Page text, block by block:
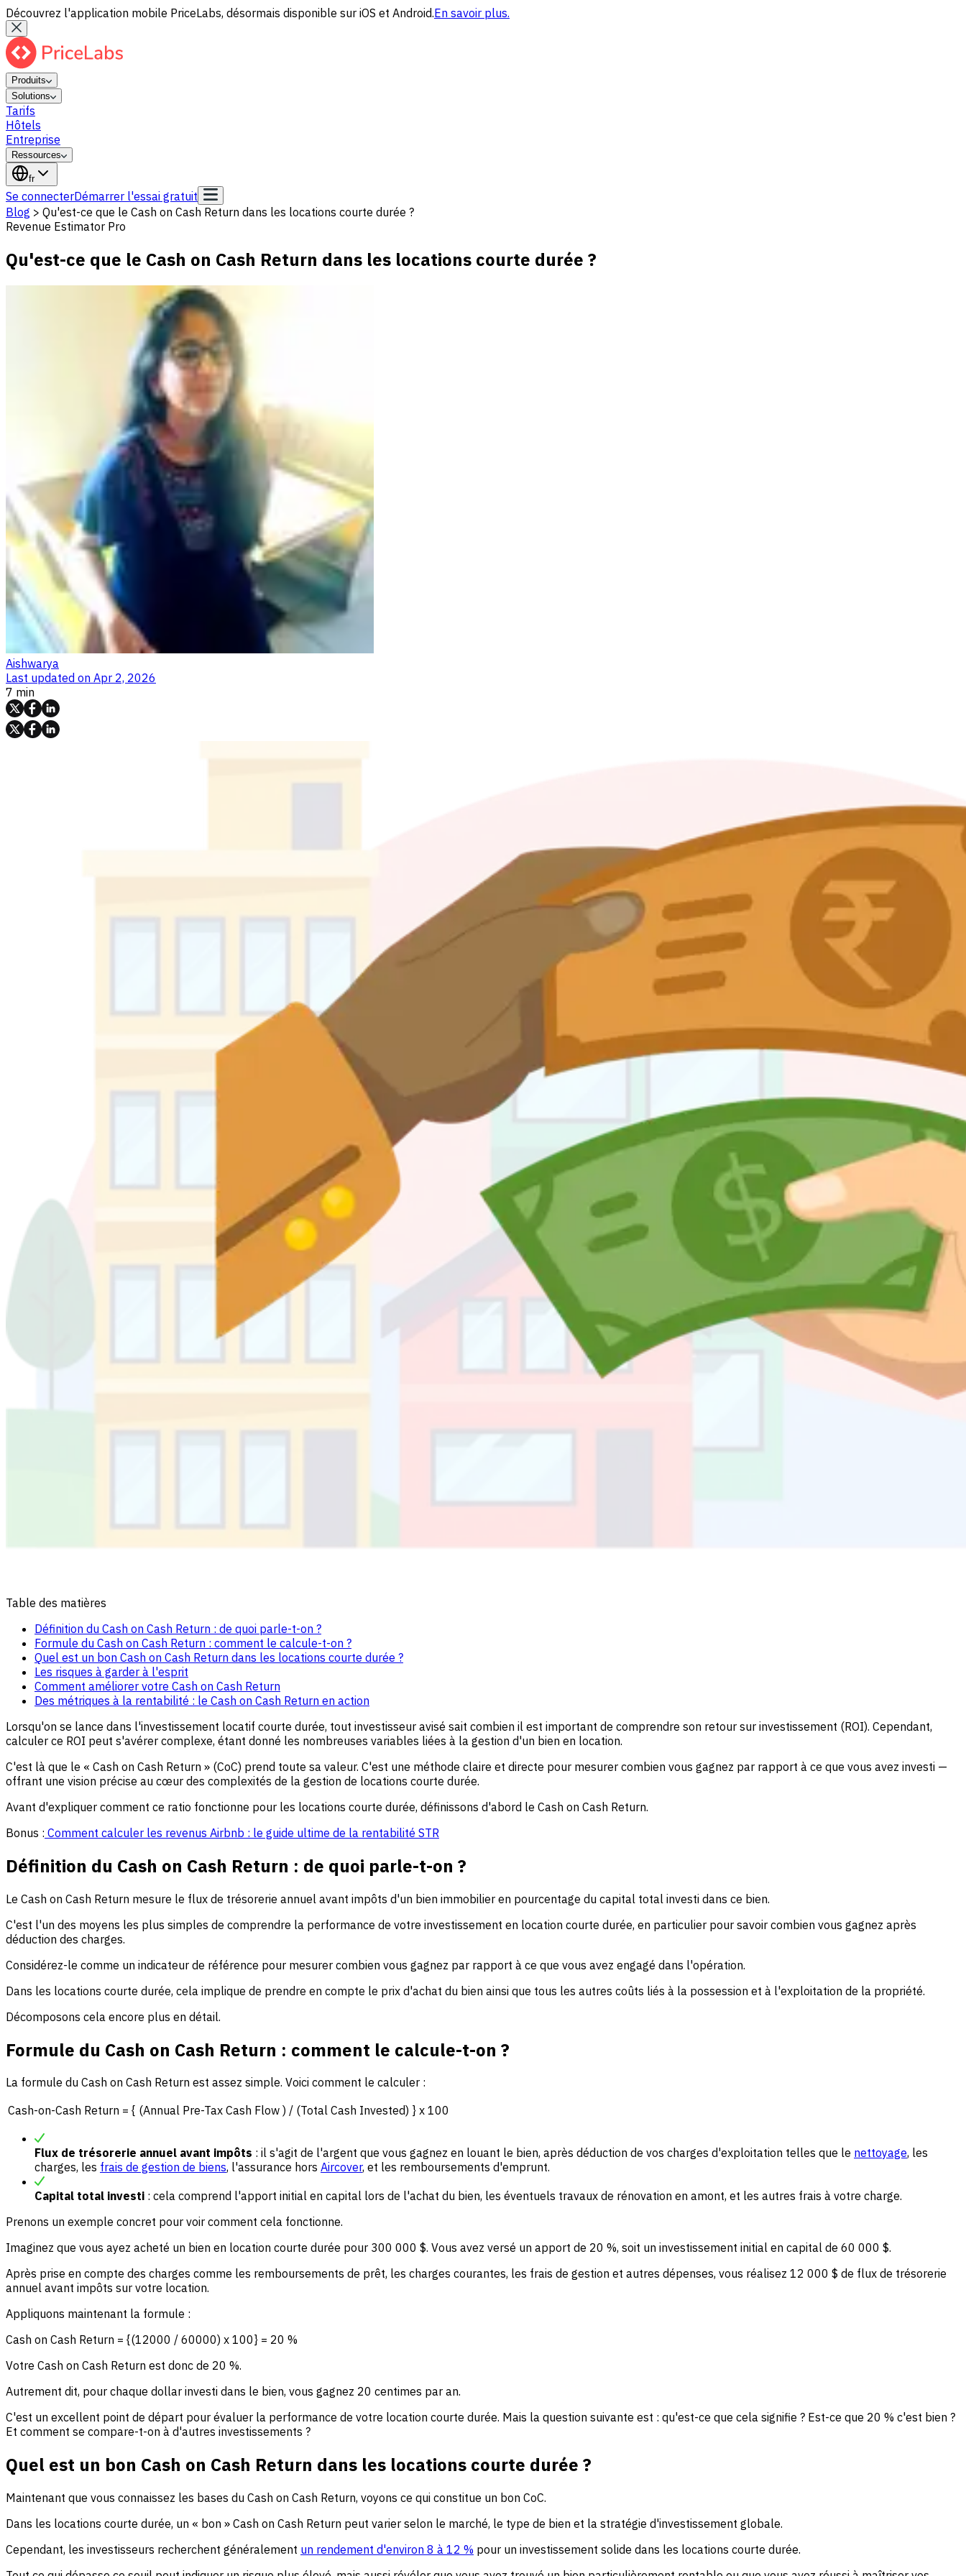
Découvrez l'application mobile PriceLabs, désormais disponible sur iOS et Android.En savoir plus.
Produits
Solutions
Tarifs
Hôtels
Entreprise
Ressources
fr
Se connecterDémarrer l'essai gratuit
Blog > Qu'est-ce que le Cash on Cash Return dans les locations courte durée ?
Revenue Estimator Pro
Qu'est-ce que le Cash on Cash Return dans les locations courte durée ?
Aishwarya
Last updated on Apr 2, 2026
7 min
Table des matières
Définition du Cash on Cash Return : de quoi parle-t-on ?
Formule du Cash on Cash Return : comment le calcule-t-on ?
Quel est un bon Cash on Cash Return dans les locations courte durée ?
Les risques à garder à l'esprit
Comment améliorer votre Cash on Cash Return
Des métriques à la rentabilité : le Cash on Cash Return en action
Lorsqu'on se lance dans l'investissement locatif courte durée, tout investisseur avisé sait combien il est important de comprendre son retour sur investissement (ROI). Cependant,
calculer ce ROI peut s'avérer complexe, étant donné les nombreuses variables liées à la gestion d'un bien en location.
C'est là que le « Cash on Cash Return » (CoC) prend toute sa valeur. C'est une méthode claire et directe pour mesurer combien vous gagnez par rapport à ce que vous avez investi —
offrant une vision précise au cœur des complexités de la gestion de locations courte durée.
Avant d'expliquer comment ce ratio fonctionne pour les locations courte durée, définissons d'abord le Cash on Cash Return.
Bonus : Comment calculer les revenus Airbnb : le guide ultime de la rentabilité STR
Définition du Cash on Cash Return : de quoi parle-t-on ?
Le Cash on Cash Return mesure le flux de trésorerie annuel avant impôts d'un bien immobilier en pourcentage du capital total investi dans ce bien.
C'est l'un des moyens les plus simples de comprendre la performance de votre investissement en location courte durée, en particulier pour savoir combien vous gagnez après
déduction des charges.
Considérez-le comme un indicateur de référence pour mesurer combien vous gagnez par rapport à ce que vous avez engagé dans l'opération.
Dans les locations courte durée, cela implique de prendre en compte le prix d'achat du bien ainsi que tous les autres coûts liés à la possession et à l'exploitation de la propriété.
Décomposons cela encore plus en détail.
Formule du Cash on Cash Return : comment le calcule-t-on ?
La formule du Cash on Cash Return est assez simple. Voici comment le calculer :
Cash-on-Cash Return = { (Annual Pre-Tax Cash Flow ) / (Total Cash Invested) } x 100
Flux de trésorerie annuel avant impôts : il s'agit de l'argent que vous gagnez en louant le bien, après déduction de vos charges d'exploitation telles que le nettoyage, les
charges, les frais de gestion de biens, l'assurance hors Aircover, et les remboursements d'emprunt.
Capital total investi : cela comprend l'apport initial en capital lors de l'achat du bien, les éventuels travaux de rénovation en amont, et les autres frais à votre charge.
Prenons un exemple concret pour voir comment cela fonctionne.
Imaginez que vous ayez acheté un bien en location courte durée pour 300 000 $. Vous avez versé un apport de 20 %, soit un investissement initial en capital de 60 000 $.
Après prise en compte des charges comme les remboursements de prêt, les charges courantes, les frais de gestion et autres dépenses, vous réalisez 12 000 $ de flux de trésorerie
annuel avant impôts sur votre location.
Appliquons maintenant la formule :
Cash on Cash Return = {(12000 / 60000) x 100} = 20 %
Votre Cash on Cash Return est donc de 20 %.
Autrement dit, pour chaque dollar investi dans le bien, vous gagnez 20 centimes par an.
C'est un excellent point de départ pour évaluer la performance de votre location courte durée. Mais la question suivante est : qu'est-ce que cela signifie ? Est-ce que 20 % c'est bien ?
Et comment se compare-t-on à d'autres investissements ?
Quel est un bon Cash on Cash Return dans les locations courte durée ?
Maintenant que vous connaissez les bases du Cash on Cash Return, voyons ce qui constitue un bon CoC.
Dans les locations courte durée, un « bon » Cash on Cash Return peut varier selon le marché, le type de bien et la stratégie d'investissement globale.
Cependant, les investisseurs recherchent généralement un rendement d'environ 8 à 12 % pour un investissement solide dans les locations courte durée.